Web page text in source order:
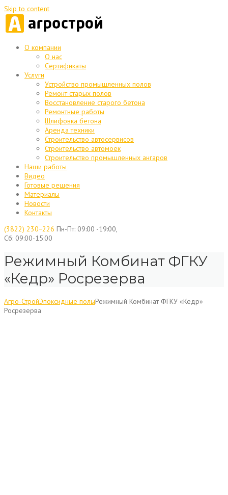
Skip to content
О компании
О нас
Сертификаты
Услуги
Устройство промышленных полов
Ремонт старых полов
Восстановление старого бетона
Ремонтные работы
Шлифовка бетона
Аренда техники
Строительство автосервисов
Строительство автомоек
Строительство промышленных ангаров
Наши работы
Видео
Готовые решения
Материалы
Новости
Контакты
(3822) 230−226 Пн-Пт: 09:00 -19:00,
Сб: 09:00-15:00
Режимный Комбинат ФГКУ
«Кедр» Росрезерва
Агро-СтройЭпоксидные полыРежимный Комбинат ФГКУ «Кедр»
Росрезерва